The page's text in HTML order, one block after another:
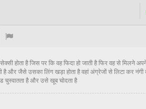
होता है जिस पर कि वह फिदा हो जाती है फिर वह से मिलने
जैसे उसका लिंग खड़ा होता है वहां अंग्रेजों से लिटा कर
चुस्वातता है और उसे खूब चोदता है